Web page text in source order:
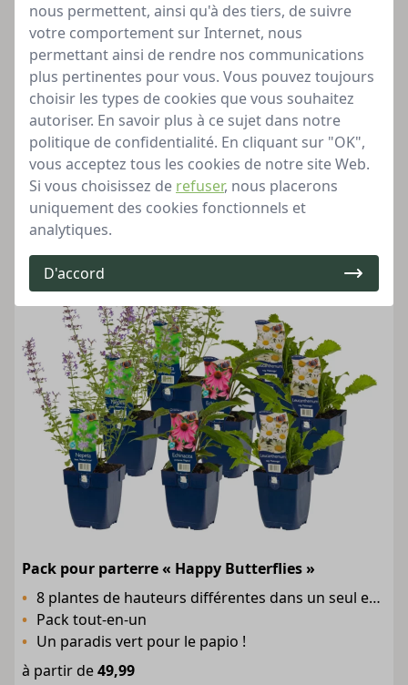
nous permettent, ainsi qu'à des tiers, de suivre
votre comportement sur Internet, nous
permettant ainsi de rendre nos communications
plus pertinentes pour vous. Vous pouvez toujours
choisir les types de cookies que vous souhaitez
autoriser. En savoir plus à ce sujet dans notre
politique de confidentialité. En cliquant sur "OK",
vous acceptez tous les cookies de notre site Web.
Si vous choisissez de refuser, nous placerons
uniquement des cookies fonctionnels et
analytiques.
D'accord
Pack pour parterre « Romantic Garden »
8 plantes de hauteurs différentes dans un seul emballage
Pack tout-en-un
Une sensation romantique dans votre jardin !
à partir de 49,99
Bien approvisionné
Pack pour parterre « Happy Butterflies »
8 plantes de hauteurs différentes dans un seul emballage
Pack tout-en-un
Un paradis vert pour le papio !
à partir de49,99